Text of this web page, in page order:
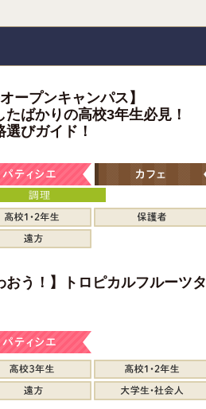
ープンキャンパス】
ばかりの高校3年生必見！
びガイド！
おう！】トロピカルフルーツタ